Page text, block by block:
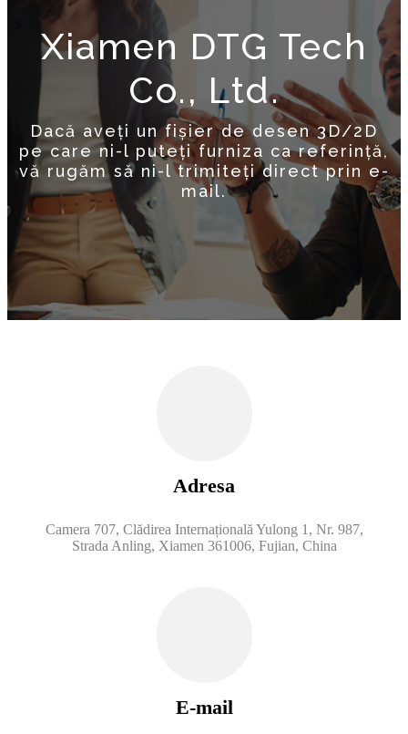
Xiamen DTG Tech
Co., Ltd.
Dacă aveți un fișier de desen 3D/2D
pe care ni-l puteți furniza ca referință,
vă rugăm să ni-l trimiteți direct prin e-
mail.
Adresa
Camera 707, Clădirea Internațională Yulong 1, Nr. 987,
Strada Anling, Xiamen 361006, Fujian, China
E-mail